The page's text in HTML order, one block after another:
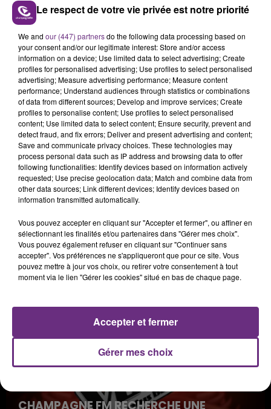
THÉO
Animateur
DIFFUSION
AUTRES ÉMISSIONS
CHAMPAGNE FM RECHERCHE UNE
Le respect de votre vie privée est notre priorité
We and our (447) partnersdo the following data processing based on
your consent and/or our legitimate interest: Store and/or access
information on a device; Use limited data to select advertising; Create
profiles for personalised advertising; Use profiles to select personalised
advertising; Measure advertising performance; Measure content
performance; Understand audiences through statistics or combinations
of data from different sources; Develop and improve services; Create
profiles to personalise content; Use profiles to select personalised
content; Use limited data to select content; Ensure security, prevent and
detect fraud, and fix errors; Deliver and present advertising and content;
Save and communicate privacy choices. These technologies may
process personal data such as IP address and browsing data to offer
following functionalities: Identify devices based on information actively
requested; Use precise geolocation data; Match and combine data from
other data sources; Link different devices; Identify devices based on
information transmitted automatically.
Vous pouvez accepter en cliquant sur "Accepter et fermer", ou affiner en
sélectionnant les finalités et/ou partenaires dans "Gérer mes choix".
Vous pouvez également refuser en cliquant sur "Continuer sans
accepter". Vos préférences ne s'appliqueront que pour ce site. Vous
pouvez mettre à jour vos choix, ou retirer votre consentement à tout
moment via le lien "Gérer les cookies" situé en bas de chaque page.
Gérer mes choix
Accepter et fermer